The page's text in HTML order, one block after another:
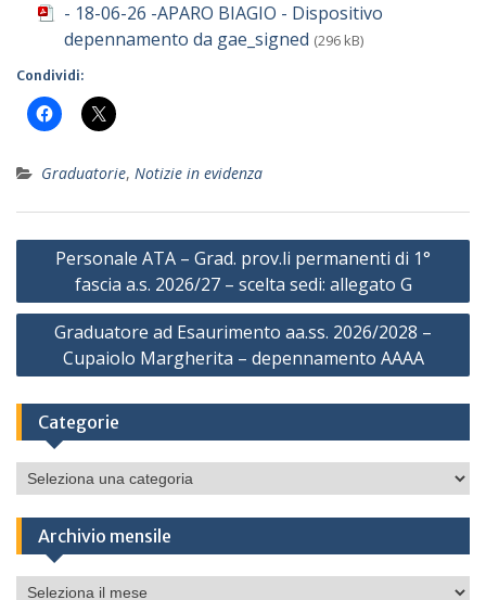
- 18-06-26 -APARO BIAGIO - Dispositivo
depennamento da gae_signed (296 kB)
Condividi:
Graduatorie, Notizie in evidenza
Navigazione
articoli
Personale ATA – Grad. prov.li permanenti di 1°
fascia a.s. 2026/27 – scelta sedi: allegato G
Graduatore ad Esaurimento aa.ss. 2026/2028 –
Cupaiolo Margherita – depennamento AAAA
Categorie
Categorie
Archivio mensile
Archivio